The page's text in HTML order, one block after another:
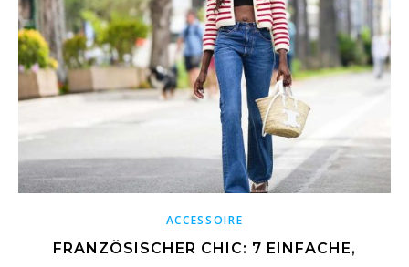
ACCESSOIRE
FRANZÖSISCHER CHIC: 7 EINFACHE,